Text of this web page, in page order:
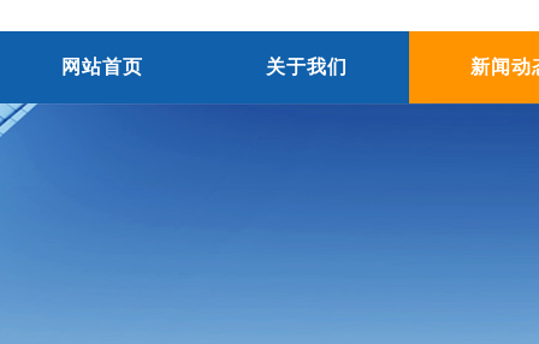
网站首页 关于我们 新闻动